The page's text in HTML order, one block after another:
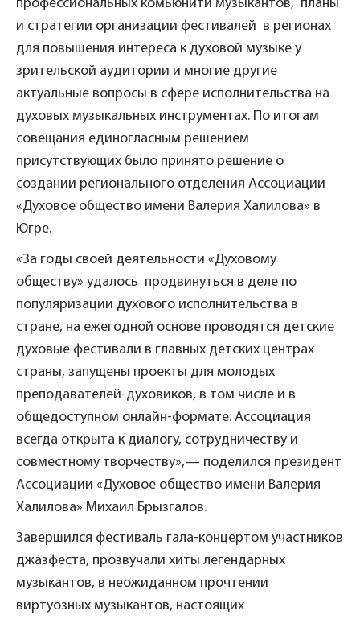
профессиональных комьюнити музыкантов, планы
и стратегии организации фестивалей в регионах
для повышения интереса к духовой музыке у
зрительской аудитории и многие другие
актуальные вопросы в сфере исполнительства на
духовых музыкальных инструментах. По итогам
совещания единогласным решением
присутствующих было принято решение о
создании регионального отделения Ассоциации
«Духовое общество имени Валерия Халилова» в
Югре.
«За годы своей деятельности «Духовому
обществу» удалось продвинуться в деле по
популяризации духового исполнительства в
стране, на ежегодной основе проводятся детские
духовые фестивали в главных детских центрах
страны, запущены проекты для молодых
преподавателей-духовиков, в том числе и в
общедоступном онлайн-формате. Ассоциация
всегда открыта к диалогу, сотрудничеству и
совместному творчеству»,— поделился президент
Ассоциации «Духовое общество имени Валерия
Халилова» Михаил Брызгалов.
Завершился фестиваль гала-концертом участников
джазфеста, прозвучали хиты легендарных
музыкантов, в неожиданном прочтении
виртуозных музыкантов, настоящих